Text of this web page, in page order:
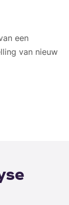
een
van nieuw